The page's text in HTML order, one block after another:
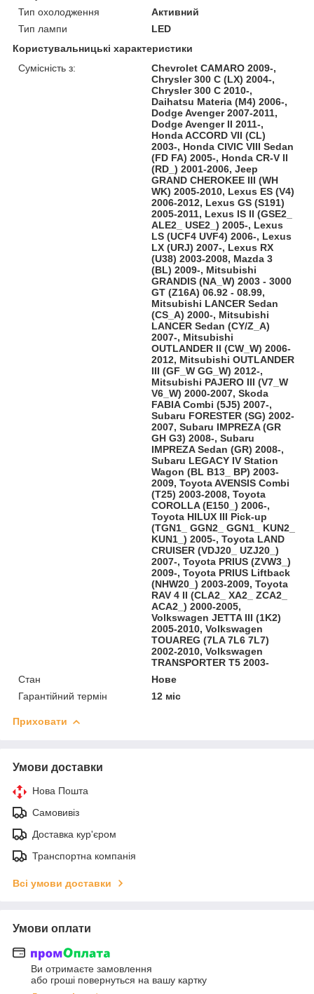
Тип охолодження
Активний
Тип лампи
LED
Користувальницькі характеристики
Сумісність з:
Chevrolet CAMARO 2009-,
Chrysler 300 C (LX) 2004-,
Chrysler 300 C 2010-,
Daihatsu Materia (M4) 2006-,
Dodge Avenger 2007-2011,
Dodge Avenger II 2011-,
Honda ACCORD VII (CL)
2003-, Honda CIVIC VIII Sedan
(FD FA) 2005-, Honda CR-V II
(RD_) 2001-2006, Jeep
GRAND CHEROKEE III (WH
WK) 2005-2010, Lexus ES (V4)
2006-2012, Lexus GS (S191)
2005-2011, Lexus IS II (GSE2_
ALE2_ USE2_) 2005-, Lexus
LS (UCF4 UVF4) 2006-, Lexus
LX (URJ) 2007-, Lexus RX
(U38) 2003-2008, Mazda 3
(BL) 2009-, Mitsubishi
GRANDIS (NA_W) 2003 - 3000
GT (Z16A) 06.92 - 08.99,
Mitsubishi LANCER Sedan
(CS_A) 2000-, Mitsubishi
LANCER Sedan (CY/Z_A)
2007-, Mitsubishi
OUTLANDER II (CW_W) 2006-
2012, Mitsubishi OUTLANDER
III (GF_W GG_W) 2012-,
Mitsubishi PAJERO III (V7_W
V6_W) 2000-2007, Skoda
FABIA Combi (5J5) 2007-,
Subaru FORESTER (SG) 2002-
2007, Subaru IMPREZA (GR
GH G3) 2008-, Subaru
IMPREZA Sedan (GR) 2008-,
Subaru LEGACY IV Station
Wagon (BL B13_ BP) 2003-
2009, Toyota AVENSIS Combi
(T25) 2003-2008, Toyota
COROLLA (E150_) 2006-,
Toyota HILUX III Pick-up
(TGN1_ GGN2_ GGN1_ KUN2_
KUN1_) 2005-, Toyota LAND
CRUISER (VDJ20_ UZJ20_)
2007-, Toyota PRIUS (ZVW3_)
2009-, Toyota PRIUS Liftback
(NHW20_) 2003-2009, Toyota
RAV 4 II (CLA2_ XA2_ ZCA2_
ACA2_) 2000-2005,
Volkswagen JETTA III (1K2)
2005-2010, Volkswagen
TOUAREG (7LA 7L6 7L7)
2002-2010, Volkswagen
TRANSPORTER T5 2003-
Стан
Нове
Гарантійний термін
12 міс
Приховати
Умови доставки
Нова Пошта
Самовивіз
Доставка кур'єром
Транспортна компанія
Всі умови доставки
Умови оплати
Ви отримаєте замовлення
або гроші повернуться на вашу картку